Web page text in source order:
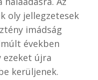
oly jellegzetesek
imádság
években
ezeket újra
kerüljenek.